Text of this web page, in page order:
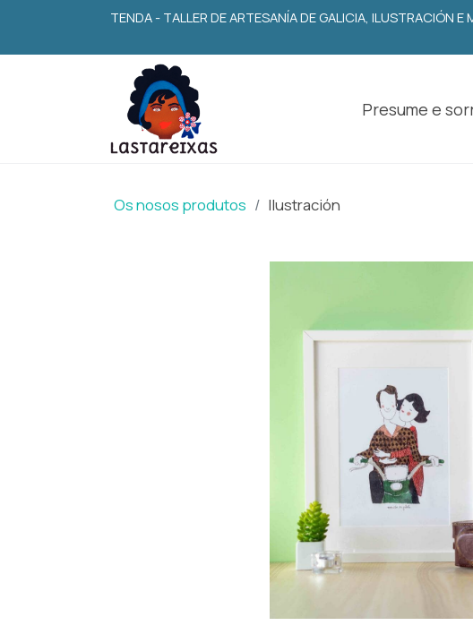
TENDA - TALLER DE ARTESANÍA DE GALICIA, ILUSTRACIÓN E
Presume e
Os nosos produtos Ilustración